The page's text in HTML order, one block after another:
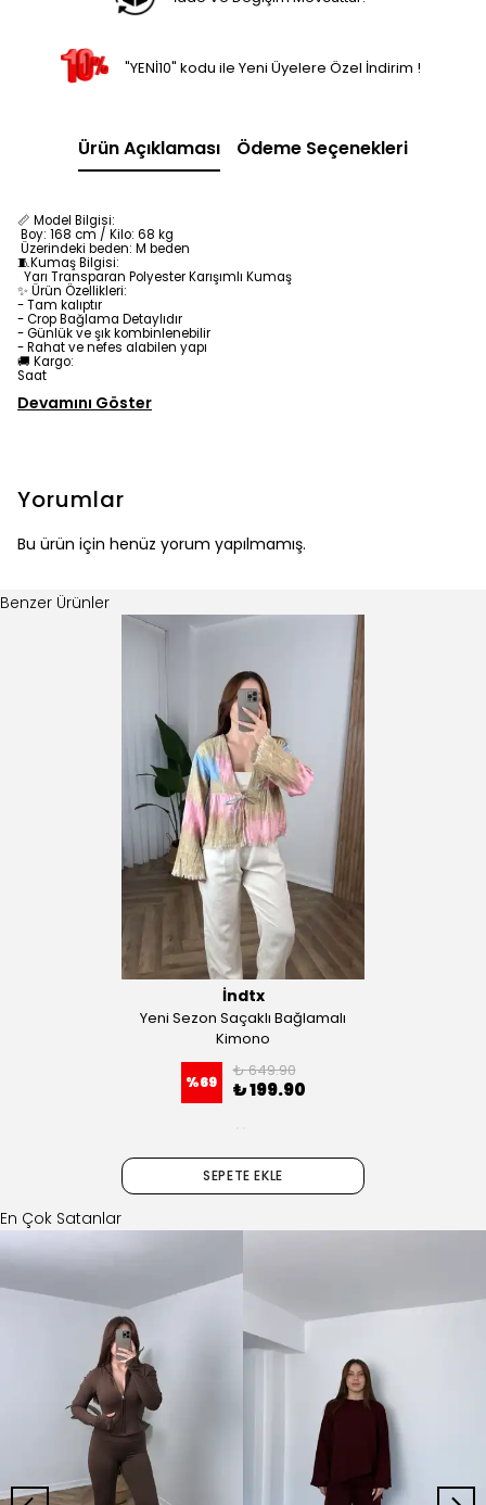
"YENİ10" kodu ile Yeni Üyelere Özel İndirim !
Ürün Açıklaması Ödeme Seçenekleri
📏 Model Bilgisi:
Boy: 168 cm / Kilo: 68 kg
Üzerindeki beden: M beden
🧵Kumaş Bilgisi:
Yarı Transparan Polyester Karışımlı Kumaş
✨ Ürün Özellikleri:
- Tam kalıptır
- Crop Bağlama Detaylıdır
- Günlük ve şık kombinlenebilir
- Rahat ve nefes alabilen yapı
🚚 Kargo:
Saat
Devamını Göster
Yorumlar
Bu ürün için henüz yorum yapılmamış.
Benzer Ürünler
İndtx
Yeni Sezon Saçaklı Bağlamalı
Kimono
%69
₺ 649.90
₺ 199.90
SEPETE EKLE
En Çok Satanlar